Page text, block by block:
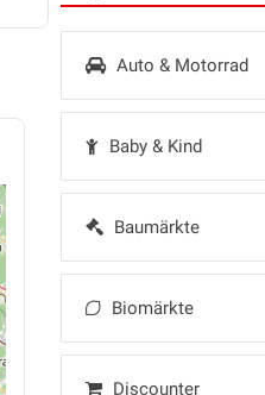
Auto & Motorrad
Baby & Kind
Baumärkte
Biomärkte
Discounter